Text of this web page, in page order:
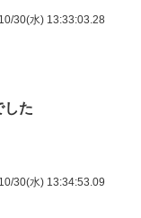
30(水) 13:33:03.28
した
30(水) 13:34:53.09